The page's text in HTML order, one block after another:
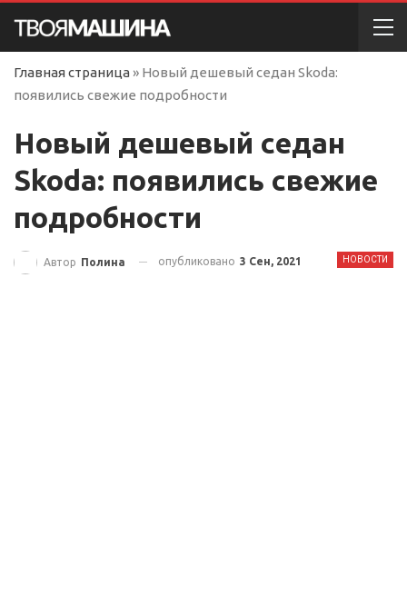
Главная страница » Новый дешевый седан Skoda:
появились свежие подробности
Новый дешевый седан
Skoda: появились свежие
подробности
НОВОСТИ
Автор Полина опубликовано 3 Сен, 2021